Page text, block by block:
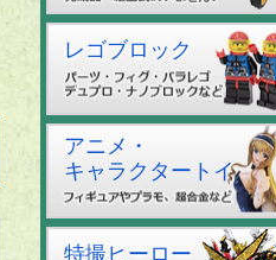
レゴブロック
アニメ・
キャラクタートイ
特撮ヒーロー